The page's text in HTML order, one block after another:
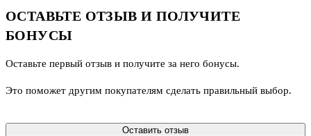
ОСТАВЬТЕ ОТЗЫВ И ПОЛУЧИТЕ
БОНУСЫ
Оставьте первый отзыв и получите за него бонусы.
Это поможет другим покупателям сделать правильный выбор.
Оставить отзыв